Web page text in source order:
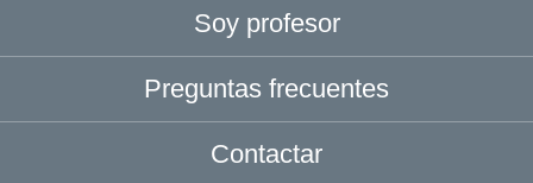
Soy profesor
Preguntas frecuentes
Contactar